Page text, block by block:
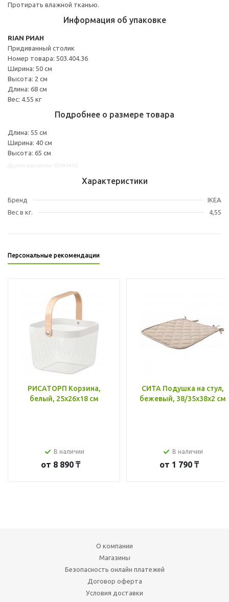
Протирать влажной тканью.
Информация об упаковке
RIAN РИАН
Придиванный столик
Номер товара: 503.404.36
Ширина: 50 см
Высота: 2 см
Длина: 68 см
Вес: 4.55 кг
Подробнее о размере товара
Длина: 55 см
Ширина: 40 см
Высота: 65 см
Характеристики
Бренд
IKEA
Вес в кг.
4,55
Персональные рекомендации
РИСАТОРП Корзина,
белый, 25x26x18 см
В наличии
от 8 890 ₸
СИТА Подушка на стул,
бежевый, 38/35x38x2 см
В наличии
от 1 790 ₸
О компании
Магазины
Безопасность онлайн платежей
Договор оферта
Условия доставки